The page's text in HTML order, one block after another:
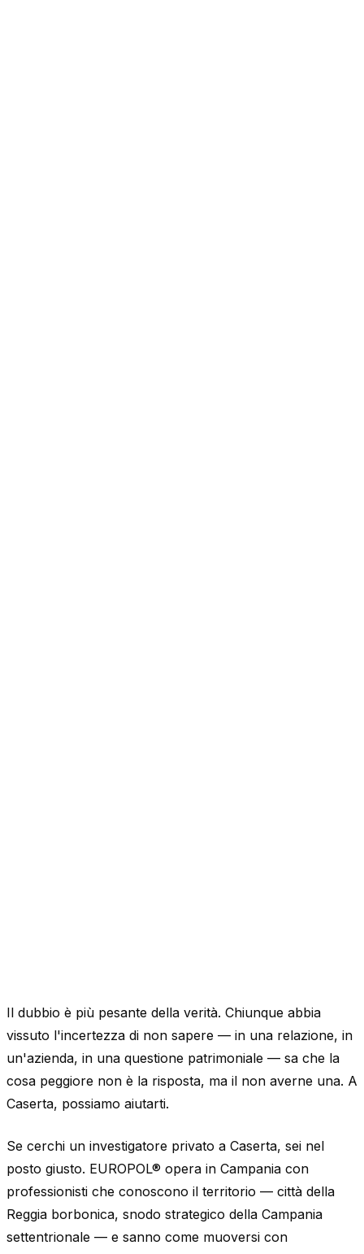
Il dubbio è più pesante della verità. Chiunque abbia
vissuto l'incertezza di non sapere — in una relazione, in
un'azienda, in una questione patrimoniale — sa che la
cosa peggiore non è la risposta, ma il non averne una. A
Caserta, possiamo aiutarti.
Se cerchi un investigatore privato a Caserta, sei nel
posto giusto. EUROPOL® opera in Campania con
professionisti che conoscono il territorio — città della
Reggia borbonica, snodo strategico della Campania
settentrionale — e sanno come muoversi con